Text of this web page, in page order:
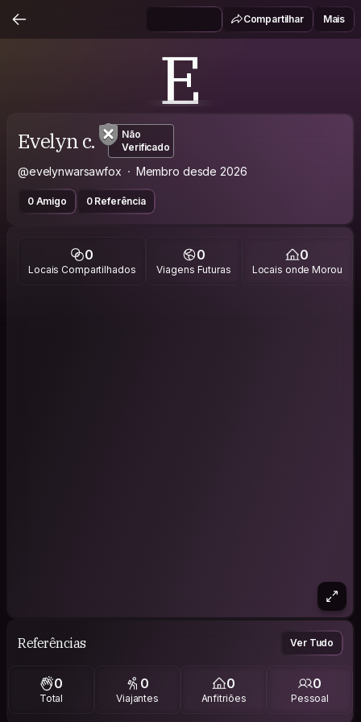
Compartilhar Mais
E
Evelyn c.
Não
Verificado
@evelynwarsawfox Membro desde 2026
0 Amigo 0 Referência
0
Locais Compartilhados
0
Viagens Futuras
0
Locais onde Morou
Referências Ver Tudo
0
Total
0
Viajantes
0
Anfitriões
0
Pessoal